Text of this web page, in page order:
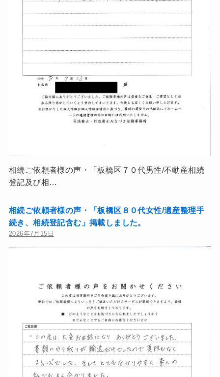
相続ご依頼者様の声・「板橋区７０代男性/不動産相続
登記及び相…
相続ご依頼者様の声・「板橋区８０代女性/遺産整理手
続き、相続登記含む」掲載しました。
2026年7月15日